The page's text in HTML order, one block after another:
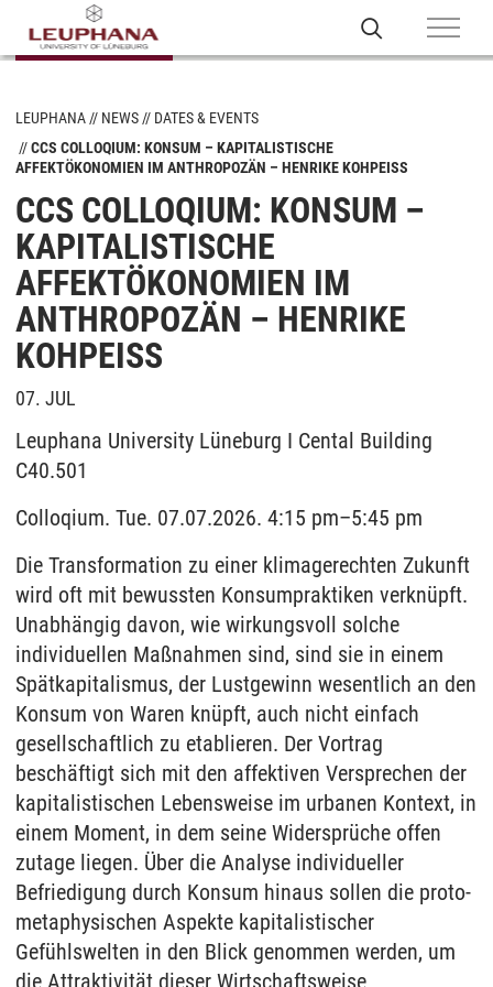
LEUPHANA NEWS
DATES & EVENTS
CCS COLLOQIUM: KONSUM – KAPITALISTISCHE
AFFEKTÖKONOMIEN IM ANTHROPOZÄN – HENRIKE KOHPEISS
CCS COLLOQIUM: KONSUM –
KAPITALISTISCHE
AFFEKTÖKONOMIEN IM
ANTHROPOZÄN – HENRIKE
KOHPEISS
07. JUL
Leuphana University Lüneburg I Cental Building
C40.501
Colloqium. Tue. 07.07.2026. 4:15 pm–5:45 pm
Die Transformation zu einer klimagerechten Zukunft
wird oft mit bewussten Konsumpraktiken verknüpft.
Unabhängig davon, wie wirkungsvoll solche
individuellen Maßnahmen sind, sind sie in einem
Spätkapitalismus, der Lustgewinn wesentlich an den
Konsum von Waren knüpft, auch nicht einfach
gesellschaftlich zu etablieren. Der Vortrag
beschäftigt sich mit den affektiven Versprechen der
kapitalistischen Lebensweise im urbanen Kontext, in
einem Moment, in dem seine Widersprüche offen
zutage liegen. Über die Analyse individueller
Befriedigung durch Konsum hinaus sollen die proto-
metaphysischen Aspekte kapitalistischer
Gefühlswelten in den Blick genommen werden, um
die Attraktivität dieser Wirtschaftsweise